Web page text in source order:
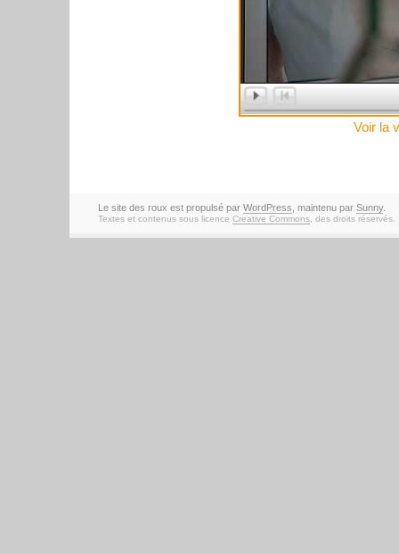
Voir la
Le site des roux est propulsé par WordPress , maintenu par Sunny.
Textes et contenus sous licence Creative Commons, des droits réservés.